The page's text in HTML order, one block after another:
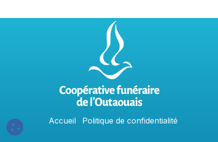
Accue​il Politique​​ de confidentialit​é